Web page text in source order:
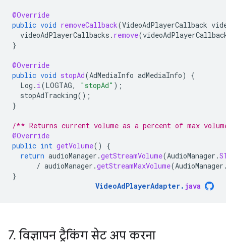
@Override
public void removeCallback(VideoAdPlayerCallback
videoAdPlayerCallbacks . remove(
}
@Override
public void stopAd(AdMediaInfo adMediaInfo)
{
Log . i(LOGTAG, "stopAd" );
stopAdTracking();
}
/** Returns current volume as a percent of max
@Override
public int getVolume()
{
return audioManager .getStreamVolume(AudioManager .
/ audioManager .getStreamMaxVolume(AudioManager
}
VideoAdPlayerAdapter. java
7. विज्ञापन ट्रैकिंग सेट अप करना